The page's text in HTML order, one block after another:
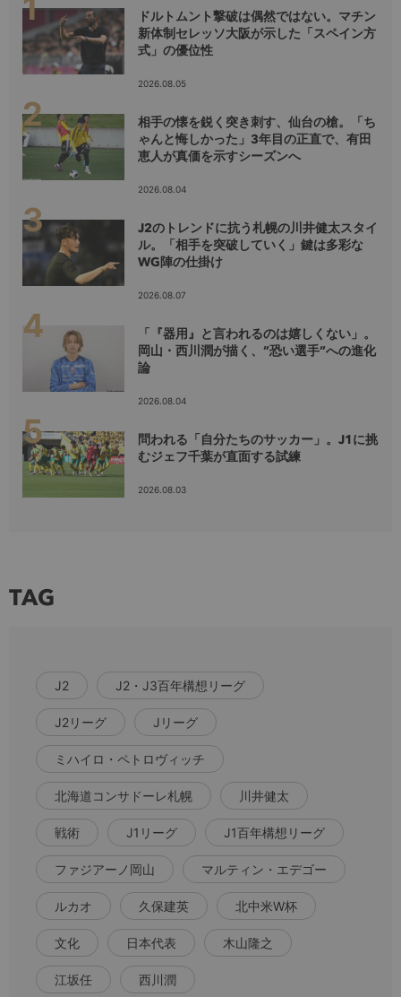
ドルトムント撃破は偶然ではない。マチン
新体制セレッソ大阪が示した「スペイン方
式」の優位性
2026.08.05
相手の懐を鋭く突き刺す、仙台の槍。「ち
ゃんと悔しかった」3年目の正直で、有田
恵人が真価を示すシーズンへ
2026.08.04
J2のトレンドに抗う札幌の川井健太スタイ
ル。「相手を突破していく」鍵は多彩な
WG陣の仕掛け
2026.08.07
「『器用』と言われるのは嬉しくない」。
岡山・西川潤が描く、”恐い選手”への進化
論
2026.08.04
問われる「自分たちのサッカー」。J1に挑
むジェフ千葉が直面する試練
2026.08.03
TAG
J2 J2・J3百年構想リーグ
J2リーグ Jリーグ
ミハイロ・ペトロヴィッチ
北海道コンサドーレ札幌 川井健太
戦術 J1リーグ J1百年構想リーグ
ファジアーノ岡山 マルティン・エデゴー
ルカオ 久保建英 北中米W杯
文化 日本代表 木山隆之
江坂任 西川潤